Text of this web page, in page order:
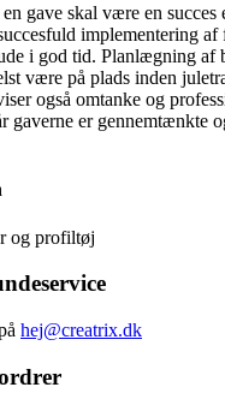
gave skal være en succes
implementering
i god tid. Planlægning af
være på plads inden
også omtanke og
gaverne er gennemtænkte
og profiltøj
hej@creatrix.dk